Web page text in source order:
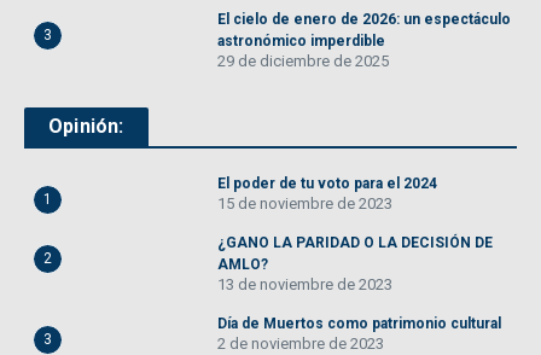
3
El cielo de enero de 2026: un espectáculo
astronómico imperdible
29 de diciembre de 2025
Opinión:
1
El poder de tu voto para el 2024
15 de noviembre de 2023
2
¿GANO LA PARIDAD O LA DECISIÓN DE
AMLO?
13 de noviembre de 2023
3
Día de Muertos como patrimonio cultural
2 de noviembre de 2023